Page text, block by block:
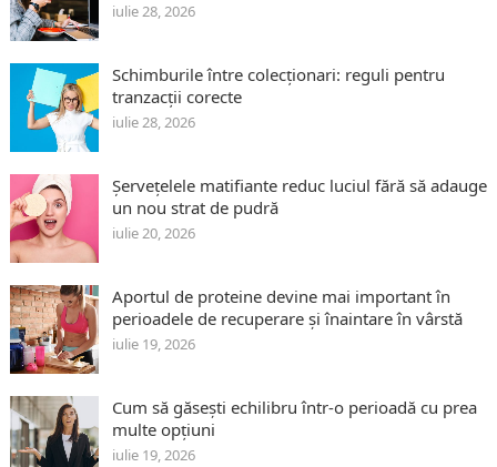
iulie 28, 2026
Schimburile între colecționari: reguli pentru
tranzacții corecte
iulie 28, 2026
Șervețelele matifiante reduc luciul fără să adauge
un nou strat de pudră
iulie 20, 2026
Aportul de proteine devine mai important în
perioadele de recuperare și înaintare în vârstă
iulie 19, 2026
Cum să găsești echilibru într-o perioadă cu prea
multe opțiuni
iulie 19, 2026